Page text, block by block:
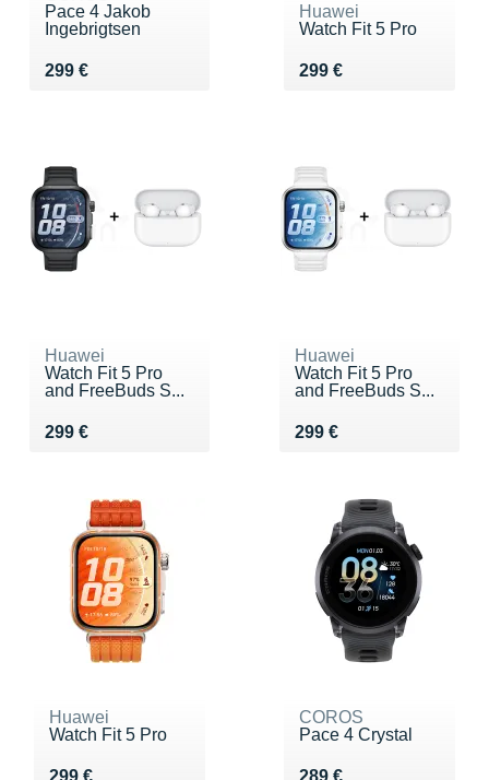
Pace 4 Jakob
Ingebrigtsen
299 €
Vendu 299 €
Huawei
Watch Fit 5 Pro
299 €
Vendu 299 €
Huawei
Watch Fit 5 Pro
and FreeBuds S...
299 €
Vendu 299 €
Huawei
Watch Fit 5 Pro
and FreeBuds S...
299 €
Vendu 299 €
Huawei
Watch Fit 5 Pro
299 €
Vendu 299 €
COROS
Pace 4 Crystal
289 €
Vendu 289 €